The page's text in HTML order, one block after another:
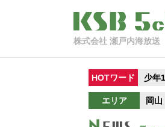
株式会社 瀬戸内海放送
HOTワード 少年
エリア 岡山